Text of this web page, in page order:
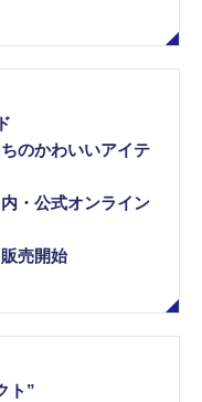
のかわいいアイテ
・公式オンライン
売開始
ト”